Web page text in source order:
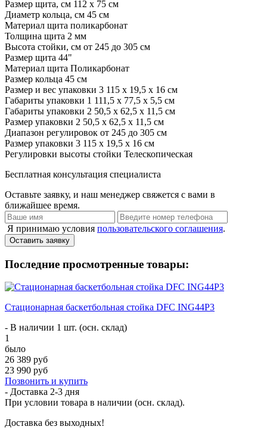
Размер щита, см 112 х 75 см
Диаметр кольца, см 45 см
Материал щита поликарбонат
Толщина щита 2 мм
Высота стойки, см от 245 до 305 см
Размер щита 44"
Материал щита Поликарбонат
Размер кольца 45 см
Размер и вес упаковки 3 115 x 19,5 x 16 см
Габариты упаковки 1 111,5 x 77,5 x 5,5 см
Габариты упаковки 2 50,5 x 62,5 x 11,5 см
Размер упаковки 2 50,5 x 62,5 x 11,5 см
Диапазон регулировок от 245 до 305 см
Размер упаковки 3 115 x 19,5 x 16 см
Регулировки высоты стойки Телескопическая
Бесплатная консультация специалиста
Оставьте заявку, и наш менеджер свяжется с вами в
ближайшее время.
Я принимаю условия пользовательского соглашения.
Оставить заявку
Последние просмотренные товары:
Стационарная баскетбольная стойка DFC ING44P3
- В наличии 1 шт. (осн. склад)
1
было
26 389 руб
23 990 руб
Позвонить и купить
- Доставка 2-3 дня
При условии товара в наличии (осн. склад).
Доставка без выходных!